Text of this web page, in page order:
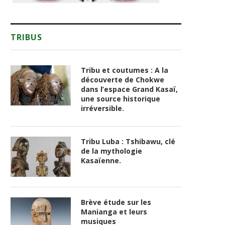
TRIBUS
Tribu et coutumes : A la
découverte de Chokwe
dans l’espace Grand Kasaï,
une source historique
irréversible.
Tribu Luba : Tshibawu, clé
de la mythologie
Kasaïenne.
Brève étude sur les
Manianga et leurs
musiques